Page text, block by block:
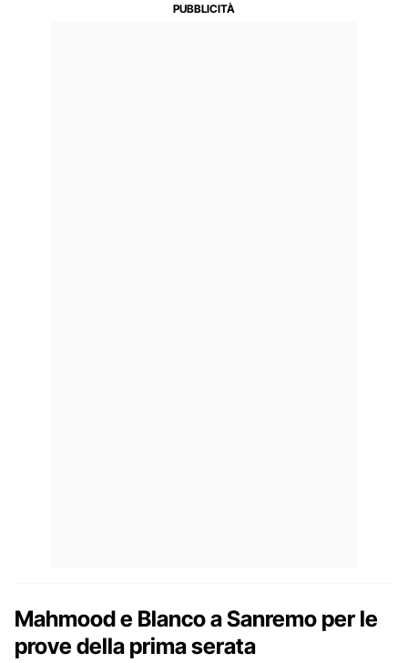
Mahmood e Blanco a Sanremo per le
prove della prima serata